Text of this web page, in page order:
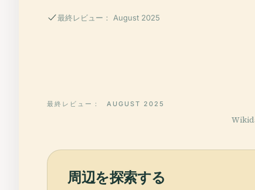
最終レビュー： August 2025
最終レビュー： AUGUST 2025
周辺を探索する